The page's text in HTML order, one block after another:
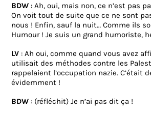
BDW : Ah, oui, mais non, ce n’est pas
On voit tout de suite que ce ne sont
nous ! Enfin, sauf la nuit… Comme ils
Humour ! Je suis un grand humoriste,
LV : Ah oui, comme quand vous avez
utilisait des méthodes contre les
rappelaient l’occupation nazie. C’était
évidemment !
BDW : (réfléchit) Je n’ai pas dit ça !